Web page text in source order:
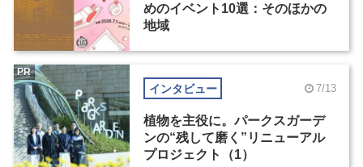
めのイベント10選：そのほかの
地域
インタビュー 7/13
植物を主役に。パークスガーデ
ンの“残して磨く”リニューアル
プロジェクト（1）
PR